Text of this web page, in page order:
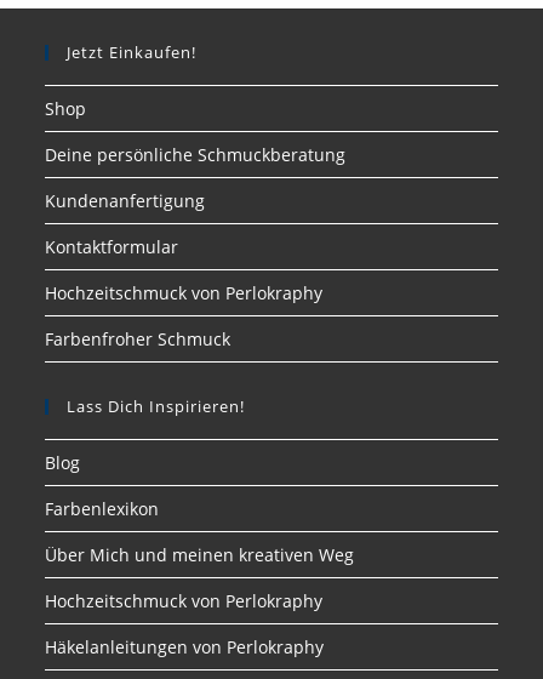
Jetzt Einkaufen!
Shop
Deine persönliche Schmuckberatung
Kundenanfertigung
Kontaktformular
Hochzeitschmuck von Perlokraphy
Farbenfroher Schmuck
Lass Dich Inspirieren!
Blog
Farbenlexikon
Über Mich und meinen kreativen Weg
Hochzeitschmuck von Perlokraphy
Häkelanleitungen von Perlokraphy